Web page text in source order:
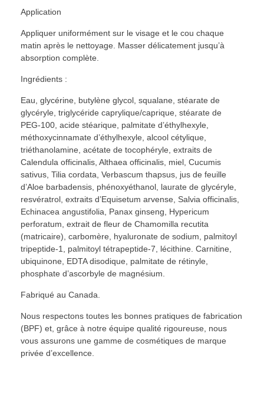
Application
Appliquer uniformément sur le visage et le cou chaque
matin après le nettoyage. Masser délicatement jusqu’à
absorption complète.
Ingrédients :
Eau, glycérine, butylène glycol, squalane, stéarate de
glycéryle, triglycéride caprylique/caprique, stéarate de
PEG-100, acide stéarique, palmitate d’éthylhexyle,
méthoxycinnamate d’éthylhexyle, alcool cétylique,
triéthanolamine, acétate de tocophéryle, extraits de
Calendula officinalis, Althaea officinalis, miel, Cucumis
sativus, Tilia cordata, Verbascum thapsus, jus de feuille
d’Aloe barbadensis, phénoxyéthanol, laurate de glycéryle,
resvératrol, extraits d’Equisetum arvense, Salvia officinalis,
Echinacea angustifolia, Panax ginseng, Hypericum
perforatum, extrait de fleur de Chamomilla recutita
(matricaire), carbomère, hyaluronate de sodium, palmitoyl
tripeptide-1, palmitoyl tétrapeptide-7, lécithine. Carnitine,
ubiquinone, EDTA disodique, palmitate de rétinyle,
phosphate d’ascorbyle de magnésium.
Fabriqué au Canada.
Nous respectons toutes les bonnes pratiques de fabrication
(BPF) et, grâce à notre équipe qualité rigoureuse, nous
vous assurons une gamme de cosmétiques de marque
privée d’excellence.